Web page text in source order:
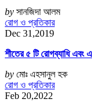
by সানজিদা আলম
রোগ ও প্রতিকার
Dec 31,2019
শীতের ৫ টি রোগব্যাধি এবং
by মোঃ এহসানুল হক
রোগ ও প্রতিকার
Feb 20,2022